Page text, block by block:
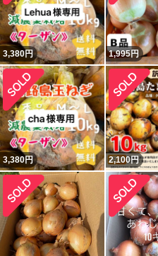
3,380円 1,995円
3,380円 2,100円